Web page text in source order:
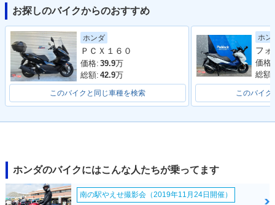
お探しのバイクからのおすすめ
ホンダ
ＰＣＸ１６０
価格: 39.9万
総額: 42.9万
このバイクと同じ車種を検索
ホン
価格:
総額:
このバイク
ホンダのバイクにはこんな人たちが乗ってます
南の駅やえせ撮影会（2019年11月24日開催）